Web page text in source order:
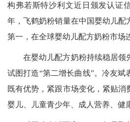
构弗若斯特沙利文近日颁发认证
年，飞鹤奶粉销量在中国婴幼儿配
第一，在全球婴幼儿配方奶粉市场
在婴幼儿配方奶粉持续稳居领
试图打造“第二增长曲线”。冷友斌
既有优势，紧跟市场变化，紧贴消
婴儿、儿童青少年、成人营养、健